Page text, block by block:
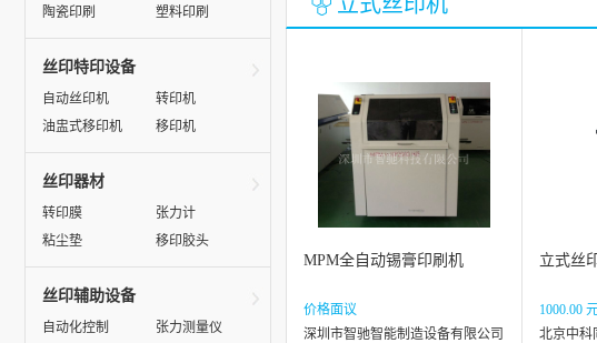
陶瓷印刷 塑料印刷
丝印特印设备
自动丝印机
转印机
油盅式移印机
移印机
丝印器材
转印膜
张力计
粘尘垫
移印胶头
丝印辅助设备
自动化控制
张力测量仪
MPM全自动锡膏印刷机
价格面议
深圳市智驰智能制造设备有限公司
立式丝
1000.00
北京中科